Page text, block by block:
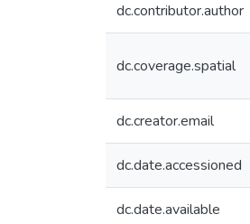
dc.contributor.author
dc.coverage.spatial
dc.creator.email
dc.date.accessioned
dc.date.available